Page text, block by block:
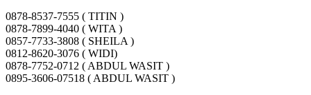
0878-8537-7555 ( TITIN )
0878-7899-4040 ( WITA )
0857-7733-3808 ( SHEILA )
0812-8620-3076 ( WIDI)
0878-7752-0712 ( ABDUL WASIT )
0895-3606-07518 ( ABDUL WASIT )